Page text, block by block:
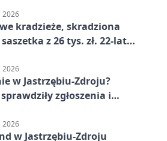
2026
kradzieże, skradziona
z 26 tys. zł. 22-latek
2026
w Jastrzębiu-Zdroju?
sprawdziły zgłoszenia i
2026
w Jastrzębiu-Zdroju